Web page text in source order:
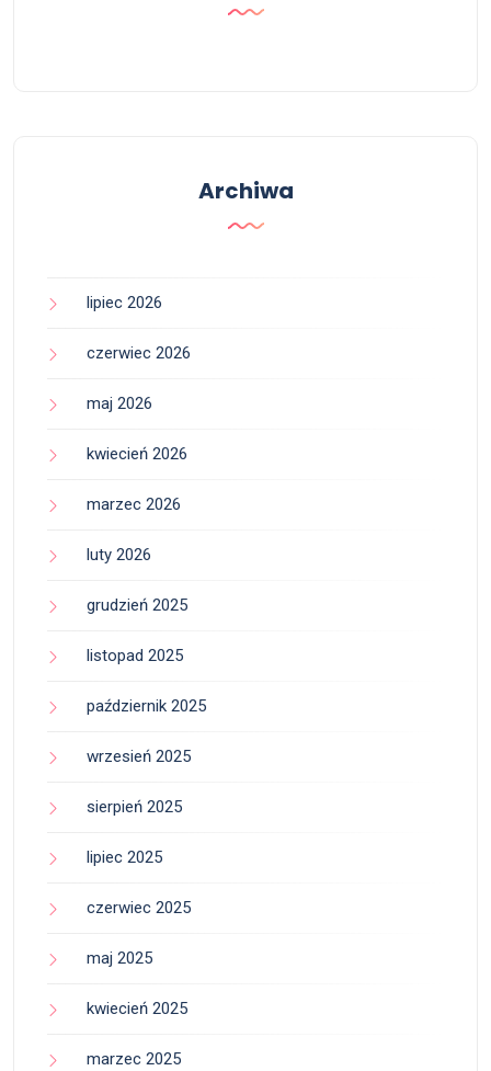
Archiwa
lipiec 2026
czerwiec 2026
maj 2026
kwiecień 2026
marzec 2026
luty 2026
grudzień 2025
listopad 2025
październik 2025
wrzesień 2025
sierpień 2025
lipiec 2025
czerwiec 2025
maj 2025
kwiecień 2025
marzec 2025